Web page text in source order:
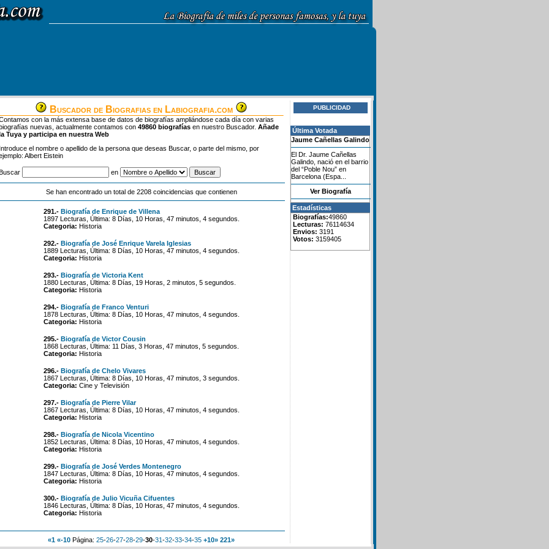
Buscador de Biografias en Labiografia.com
con la más extensa base de datos de biografías ampliándose cada día con varias
nuevas, actualmente contamos con 49860 biografías en nuestro Buscador. Añade
Tuya y participa en nuestra Web
Introduce el nombre o apellido de la persona que deseas Buscar, o parte del mismo, por
Albert Eistein
en
Se han encontrado un total de 2208 coincidencias que contienen
291.- Biografía de Enrique de Villena
1897 Lecturas, Última: 8 Días, 10 Horas, 47 minutos, 4 segundos.
Categoria: Historia
292.- Biografía de José Enrique Varela Iglesias
1889 Lecturas, Última: 8 Días, 10 Horas, 47 minutos, 4 segundos.
Categoria: Historia
293.- Biografía de Victoria Kent
1880 Lecturas, Última: 8 Días, 19 Horas, 2 minutos, 5 segundos.
Categoria: Historia
294.- Biografía de Franco Venturi
1878 Lecturas, Última: 8 Días, 10 Horas, 47 minutos, 4 segundos.
Categoria: Historia
295.- Biografía de Victor Cousin
1868 Lecturas, Última: 11 Días, 3 Horas, 47 minutos, 5 segundos.
Categoria: Historia
296.- Biografía de Chelo Vivares
1867 Lecturas, Última: 8 Días, 10 Horas, 47 minutos, 3 segundos.
Categoria: Cine y Televisión
297.- Biografía de Pierre Vilar
1867 Lecturas, Última: 8 Días, 10 Horas, 47 minutos, 4 segundos.
Categoria: Historia
298.- Biografía de Nicola Vicentino
1852 Lecturas, Última: 8 Días, 10 Horas, 47 minutos, 4 segundos.
Categoria: Historia
299.- Biografía de José Verdes Montenegro
1847 Lecturas, Última: 8 Días, 10 Horas, 47 minutos, 4 segundos.
Categoria: Historia
300.- Biografía de Julio Vicuña Cifuentes
1846 Lecturas, Última: 8 Días, 10 Horas, 47 minutos, 4 segundos.
Categoria: Historia
«1 «-10 Página: 25-26-27-28-29-30-31-32-33-34-35 +10» 221»
PUBLICIDAD
Última Votada
Jaume Cañellas Galindo
El Dr. Jaume Cañellas
Galindo, nació en el barrio
del “Poble Nou” en
Barcelona (Espa...
Ver Biografía
Estadísticas
Biografías:49860
Lecturas: 76114634
Envios: 3191
Votos: 3159405